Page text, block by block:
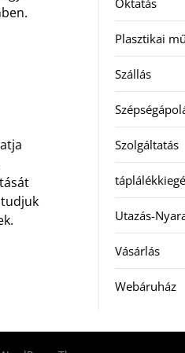
Oktatás
Plasztikai
Szállás
Szolgáltatás
Utazás-
Vásárlás
Webáruház